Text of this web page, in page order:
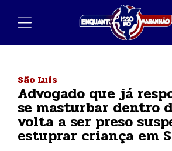
São Luís
Advogado que já
se masturbar dentro
volta a ser preso
estuprar criança em